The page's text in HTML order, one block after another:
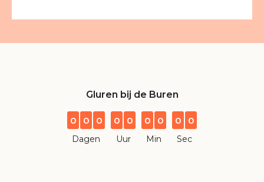
Gluren bij de Buren
0 0 0
Dagen
0 0
Uur
0 0
Min
0 0
Sec